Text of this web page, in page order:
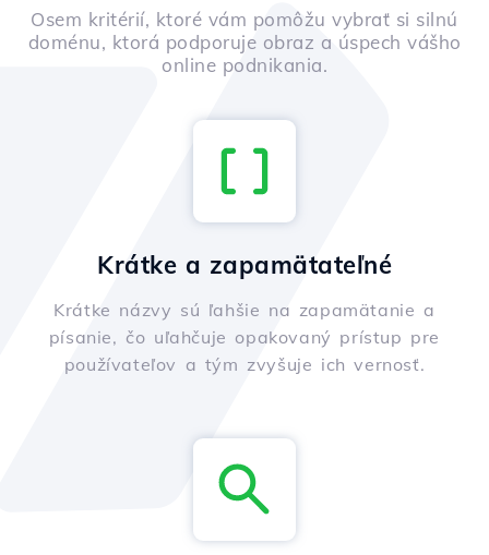
Osem kritérií, ktoré vám pomôžu vybrať si silnú
doménu, ktorá podporuje obraz a úspech vášho
online podnikania.
Krátke a zapamätateľné
Krátke názvy sú ľahšie na zapamätanie a
písanie, čo uľahčuje opakovaný prístup pre
používateľov a tým zvyšuje ich vernosť.